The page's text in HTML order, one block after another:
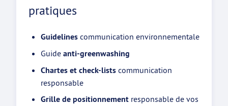
pratiques
Guidelines communication environnementale
Guide anti-greenwashing
Chartes et check-lists communication
responsable
Grille de positionnement responsable de vos